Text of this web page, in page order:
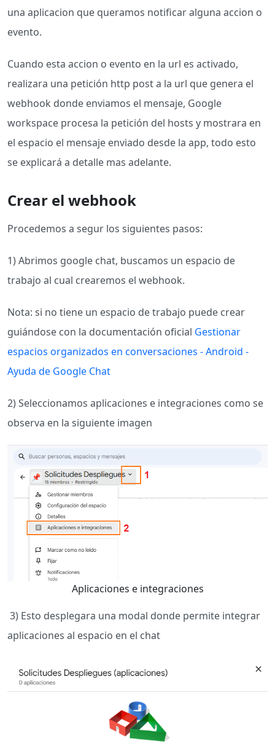
una aplicacion que queramos notificar alguna accion o
evento.
Cuando esta accion o evento en la url es activado,
realizara una petición http post a la url que genera el
webhook donde enviamos el mensaje, Google
workspace procesa la petición del hosts y mostrara en
el espacio el mensaje enviado desde la app, todo esto
se explicará a detalle mas adelante.
Crear el webhook
Procedemos a segur los siguientes pasos:
1) Abrimos google chat, buscamos un espacio de
trabajo al cual crearemos el webhook.
Nota: si no tiene un espacio de trabajo puede crear
guiándose con la documentación oficial Gestionar
espacios organizados en conversaciones - Android -
Ayuda de Google Chat
2) Seleccionamos aplicaciones e integraciones como se
observa en la siguiente imagen
Aplicaciones e integraciones
3) Esto desplegara una modal donde permite integrar
aplicaciones al espacio en el chat